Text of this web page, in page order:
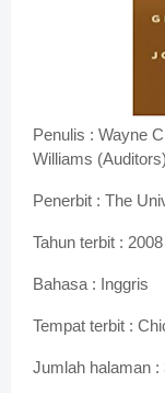
Penulis : Wayne
Williams (Auditors)
Penerbit : The
Tahun terbit : 2008
Bahasa : Inggris
Tempat terbit :
Jumlah halaman :